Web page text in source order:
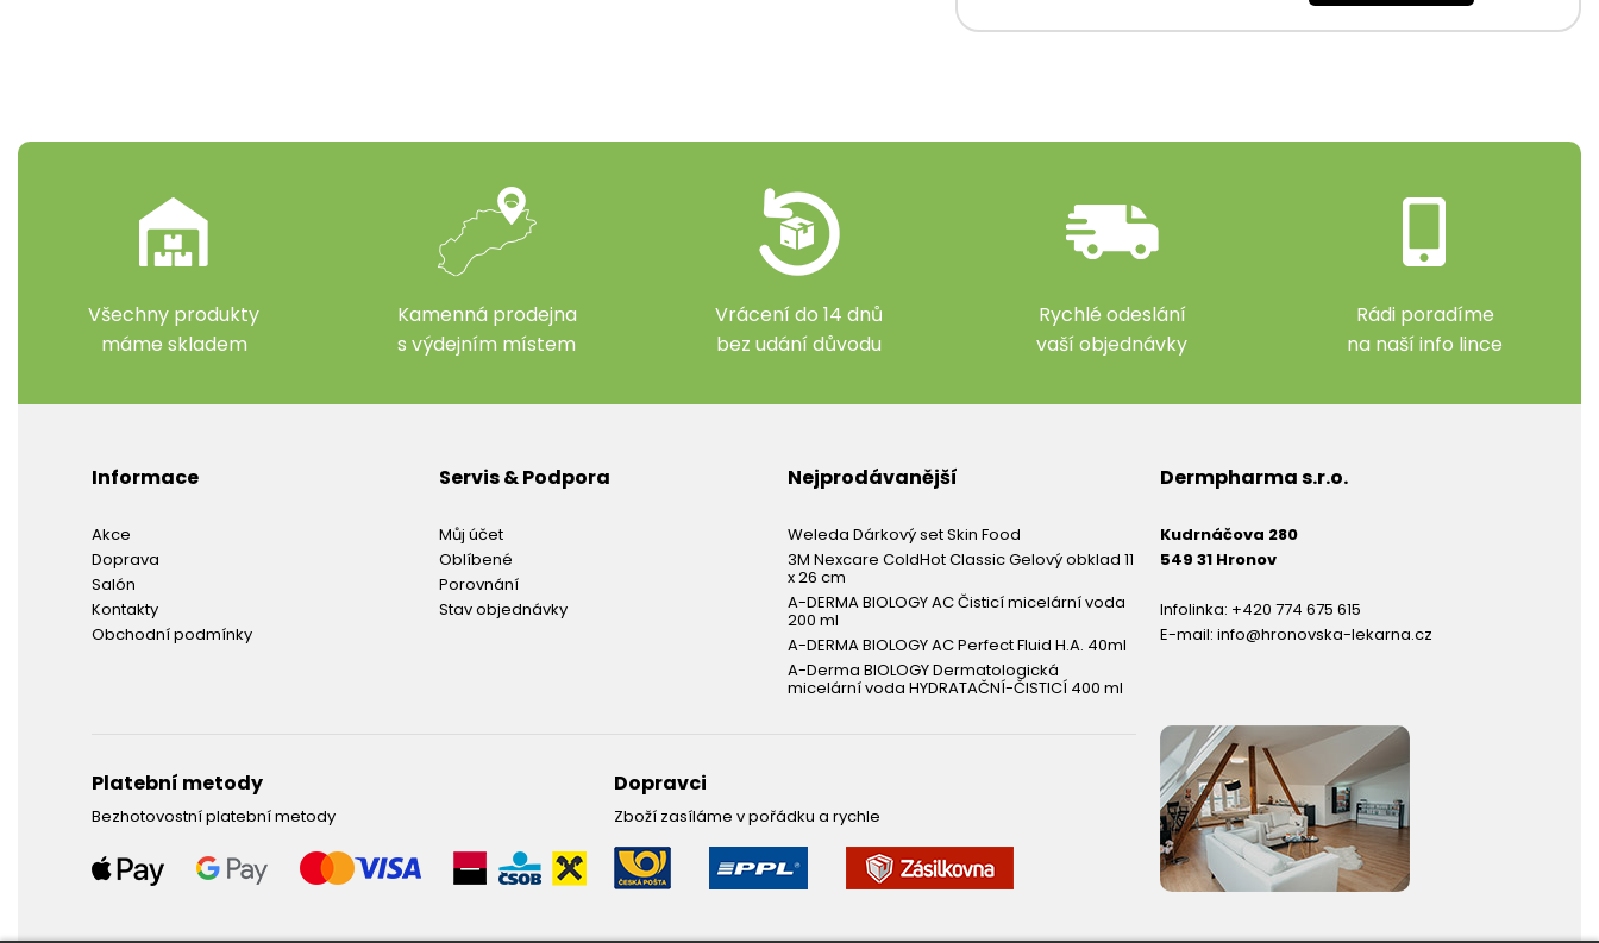
Všechny produkty
máme skladem
Kamenná prodejna
s výdejním místem
Vrácení do 14 dnů
bez udání důvodu
Rychlé odeslání
vaší objednávky
Rádi poradíme
na naší info lince
Informace
Akce
Doprava
Salón
Kontakty
Obchodní podmínky
Servis & Podpora
Můj účet
Oblíbené
Porovnání
Stav objednávky
Nejprodávanější
Weleda Dárkový set Skin Food
3M Nexcare ColdHot Classic Gelový obklad 11
x 26 cm
A-DERMA BIOLOGY AC Čisticí micelární voda
200 ml
A-DERMA BIOLOGY AC Perfect Fluid H.A. 40ml
A-Derma BIOLOGY Dermatologická
micelární voda HYDRATAČNÍ-ČISTICÍ 400 ml
Platební metody
Bezhotovostní platební metody
Dopravci
Zboží zasíláme v pořádku a rychle
Dermpharma s.r.o.
Kudrnáčova 280
549 31 Hronov
Infolinka: +420 774 675 615
E-mail: info@hronovska-lekarna.cz